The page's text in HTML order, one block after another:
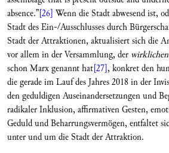
absence.”[26] Wenn die Stadt abwesend ist,
Stadt des Ein-/Ausschlusses durch
Stadt der Attraktionen, aktualisiert sich die
vor allem in der Versammlung, der wirklichen
schon Marx genannt hat[27], konkret den
die gerade im Lauf des Jahres 2018 in der
den geduldigen Auseinandersetzungen und
radikaler Inklusion, affirmativen Gesten,
Geduld und Beharrungsvermögen, entfaltet
unter und um die Stadt der Attraktion.